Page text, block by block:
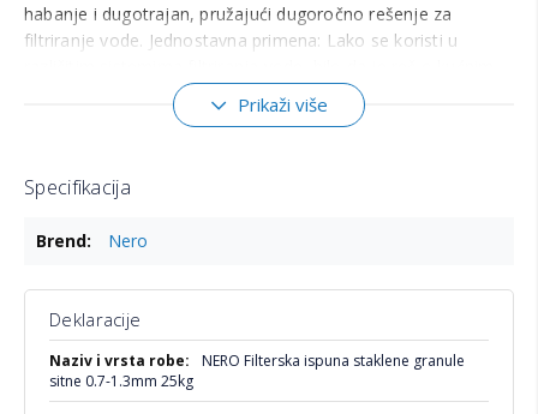
habanje i dugotrajan, pružajući dugoročno rešenje za
filtriranje vode. Jednostavna primena: Lako se koristi u
filterima, bazenskim sistemima ili industrijskim
postrojenjima. Filtraciono staklo se menja na 10 godina, a u
Prikaži više
Specifikacija
informacijaNero
Deklaracije
Više
informacija
NERO Filterska ispuna staklene granule
sitne 0.7-1.3mm 25kg